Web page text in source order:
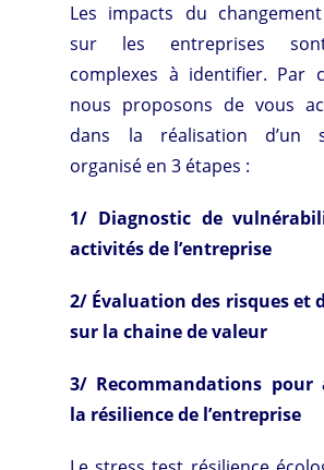
Les impacts du
sur les entreprises
complexes à identifier. Par
nous proposons de vous
dans la réalisation d’un
organisé en 3 étapes :
1/ Diagnostic de
activités de l’entreprise
2/ Évaluation des risques et
sur la chaine de valeur
3/ Recommandations pour
la résilience de l’entreprise